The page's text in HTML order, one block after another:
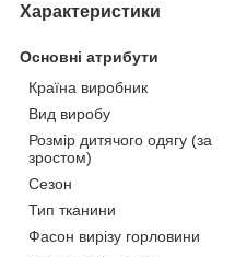
Характеристики
Основні атрибути
Країна виробник
Вид виробу
Розмір дитячого одягу (за
зростом)
Сезон
Тип тканини
Фасон вирізу горловини